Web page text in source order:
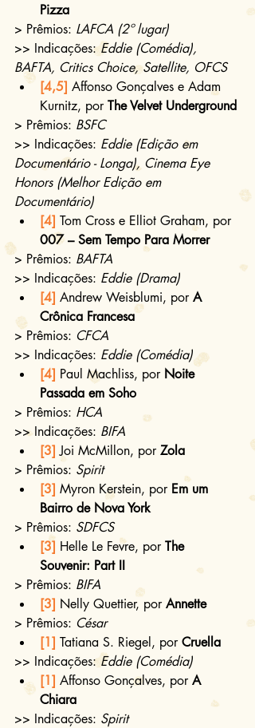
Pizza
> Prêmios: LAFCA (2º lugar)
>> Indicações: Eddie (Comédia),
BAFTA, Critics Choice, Satellite, OFCS
[4,5] Affonso Gonçalves e Adam
Kurnitz, por The Velvet Underground
> Prêmios: BSFC
>> Indicações: Eddie (Edição em
Documentário - Longa), Cinema Eye
Honors (Melhor Edição em
Documentário)
[4] Tom Cross e Elliot Graham, por
007 – Sem Tempo Para Morrer
> Prêmios: BAFTA
>> Indicações: Eddie (Drama)
[4] Andrew Weisblumi, por A
Crônica Francesa
> Prêmios: CFCA
>> Indicações: Eddie (Comédia)
[4] Paul Machliss, por Noite
Passada em Soho
> Prêmios: HCA
>> Indicações: BIFA
[3] Joi McMillon, por Zola
> Prêmios: Spirit
[3] Myron Kerstein, por Em um
Bairro de Nova York
> Prêmios: SDFCS
[3] Helle Le Fevre, por The
Souvenir: Part II
> Prêmios: BIFA
[3] Nelly Quettier, por Annette
> Prêmios: César
[1] Tatiana S. Riegel, por Cruella
>> Indicações: Eddie (Comédia)
[1] Affonso Gonçalves, por A
Chiara
>> Indicações: Spirit